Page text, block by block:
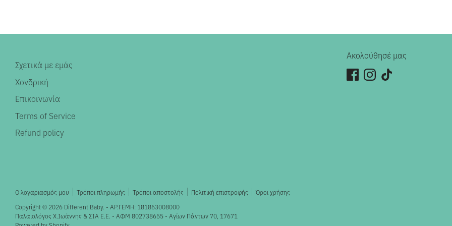
Σχετικά με εμάς
Χονδρική
Επικοινωνία
Terms of Service
Refund policy
Ακολούθησέ μας
Ο λογαριασμός μου Τρόποι πληρωμής Τρόποι αποστολής Πολιτική επιστροφής
Όροι χρήσης
Copyright © 2026 Different Baby. - ΑΡ.ΓΕΜΗ: 181863008000
Παλαιολόγος X.Ιωάννης & ΣΙΑ Ε.Ε. - ΑΦΜ 802738655 - Αγίων Πάντων 70, 17671